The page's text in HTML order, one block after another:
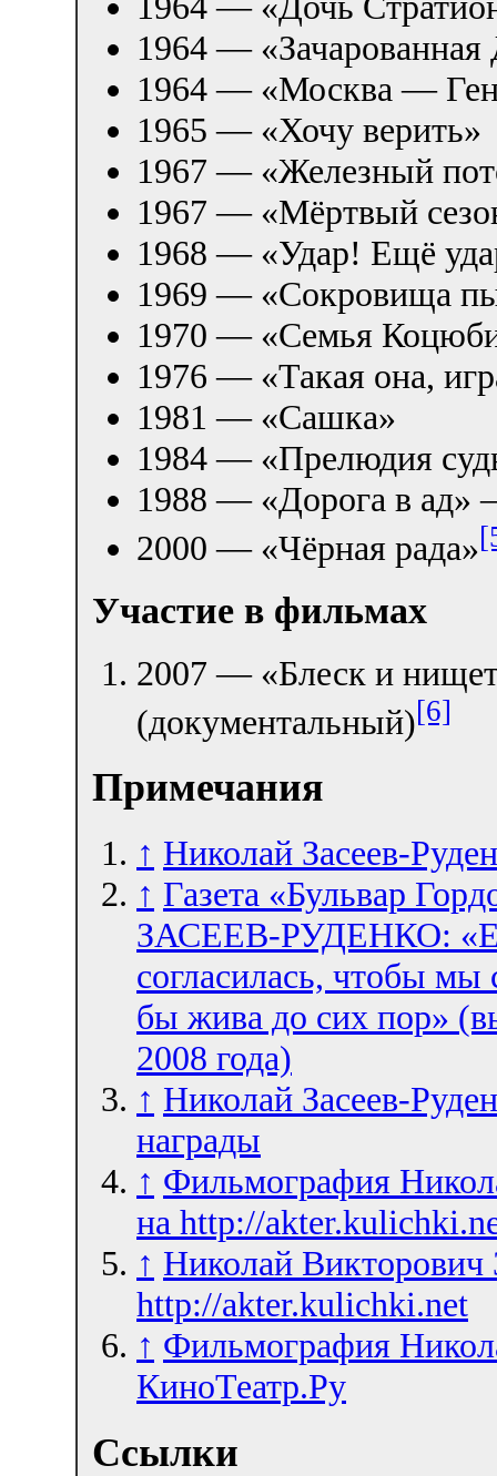
1964 — «Зачарованная
1964 — «Москва —
1965 — «Хочу верить»
1967 — «Железный
1967 — «Мёртвый
1968 — «Удар! Ещё
1969 — «Сокровища
1970 — «Семья
1976 — «Такая она,
1981 — «Сашка»
1984 — «Прелюдия
1988 — «Дорога в
2000 — «Чёрная рада»
Участие в фильмах
2007 — «Блеск и
(документальный)[6]
Примечания
↑ Николай Засеев-
↑ Газета «Бульвар
ЗАСЕЕВ-РУДЕНКО:
согласилась, чтобы мы
бы жива до сих пор»
2008 года)
↑ Николай Засеев-
награды
↑ Фильмография
на http://
↑ Николай Викторович
http://akter.kulichki.net
↑ Фильмография
КиноТеатр.Ру
Ссылки